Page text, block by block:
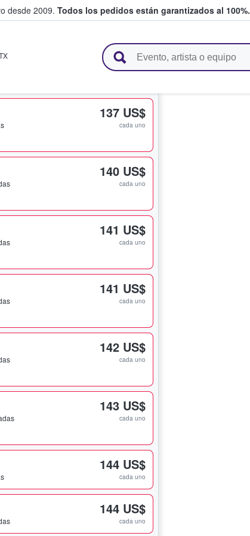
desde 2009. Todos los pedidos están garantizados al 100%.
entre fans
137 US$
cada uno
140 US$
cada uno
141 US$
cada uno
141 US$
cada uno
142 US$
cada uno
143 US$
cada uno
144 US$
cada uno
144 US$
cada uno